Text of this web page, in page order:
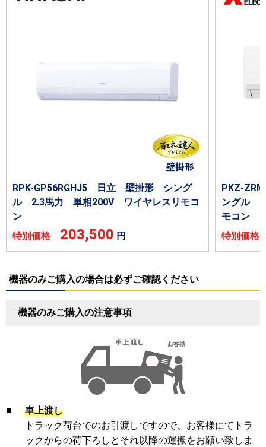
RPK-GP56RGHJ5 日立 壁掛形 シング
ル 2.3馬力 単相200V ワイヤレスリモコ
ン
特別価格 203,500 円
PKZ-
ングル
モコン
特別価
機器のみご購入の場合は必ずご確認ください
機器のみご購入の注意事項
■
車上渡し
トラック荷台でのお引渡しですので、お客様にてトラ
ックからの荷下ろしとそれ以降の運搬をお願い致しま